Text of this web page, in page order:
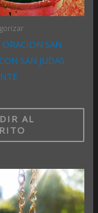
SAN
SAN JUDAS
AL